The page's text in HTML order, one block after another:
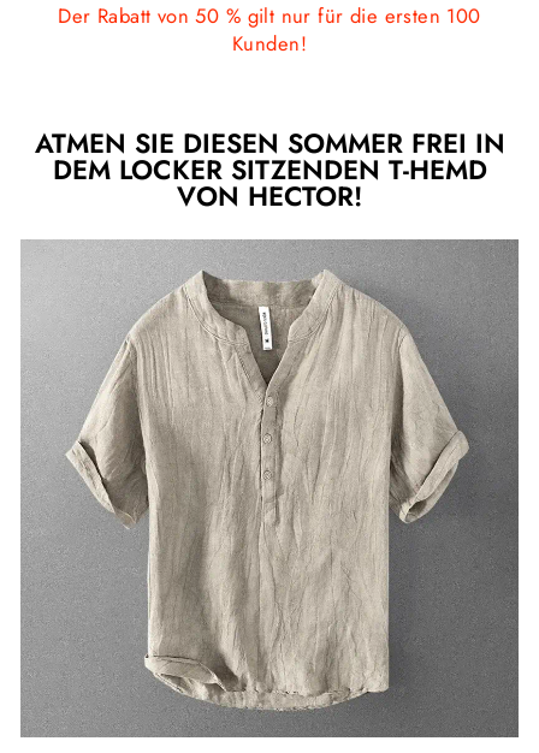
Der Rabatt von 50 % gilt nur für die ersten 100
Kunden!
ATMEN SIE DIESEN SOMMER FREI IN
DEM LOCKER SITZENDEN T-HEMD
VON HECTOR!